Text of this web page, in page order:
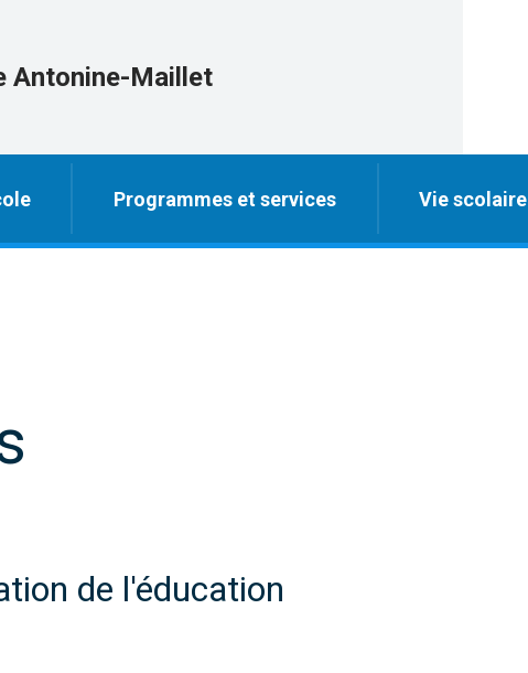
Antonine-Maillet
Programmes et services Vie scolaire
de l'éducation